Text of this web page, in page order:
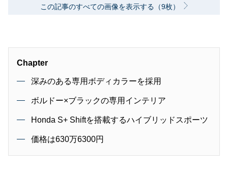
この記事のすべての画像を表示する（9枚）
Chapter
深みのある専用ボディカラーを採用
ボルドー×ブラックの専用インテリア
Honda S+ Shiftを搭載するハイブリッドスポーツ
価格は630万6300円